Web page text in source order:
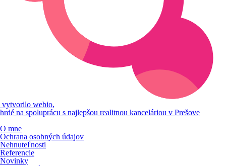
vytvorilo webio,
hrdé na spoluprácu s najlepšou realitnou kanceláriou v Prešove
O mne
Ochrana osobných údajov
Nehnuteľnosti
Referencie
Novinky